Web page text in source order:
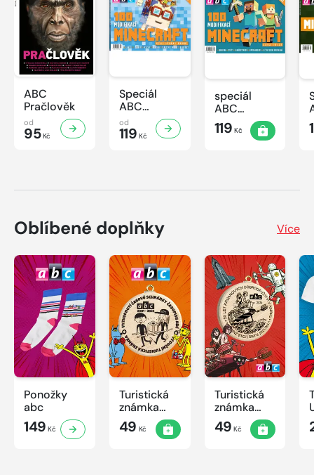
ABC
Pračlověk
od
95Kč
Speciál
ABC
Minecraft 3
od
119 Kč
speciál
ABC
Minecraft 2
119 Kč
Oblíbené doplňky Více
Ponožky
abc
149 Kč
Turistická
známka
ABC -
Časová
49 Kč
Turistická
známka
ABC
49 Kč